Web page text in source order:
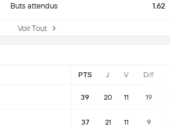
Buts attendus 1.62
Voir Tout
PTS J V Diff
39 20 11 19
37 21 11 9